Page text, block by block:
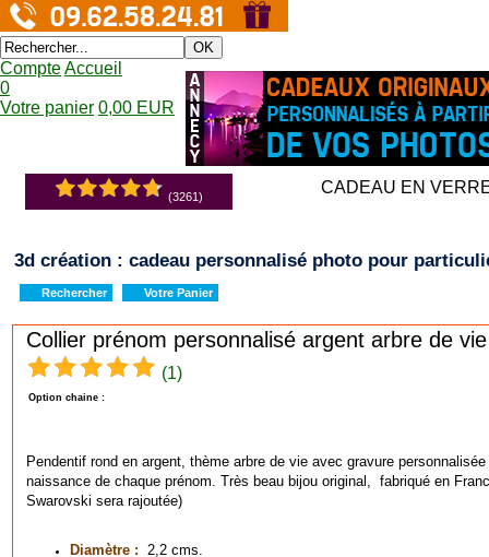
OK
CompteAccueil
0
Votre panier 0,00 EUR
(3261) CADEAU EN
3d création : cadeau personnalisé photo pour
Rechercher Votre Panier
Collier prénom personnalisé argent arbre de
(1)
Option chaine :
Pendentif rond en argent, thème arbre de vie avec gravure
naissance de chaque prénom. Très beau bijou original, fabriqué en
Swarovski sera rajoutée)
Diamètre : 2,2 cms.